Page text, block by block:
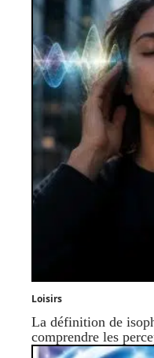
Loisirs
La définition de
comprendre les